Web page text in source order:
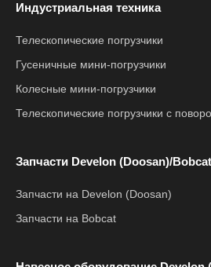
Индустриальная техника
Телескопические погрузчики
Гусеничные мини-погрузчики
Колесные мини-погрузчики
Телескопические погрузчики с
Запчасти Develon (Doosan)/Bobcat
Запчасти на Develon (Doosan)
Запчасти на Bobcat